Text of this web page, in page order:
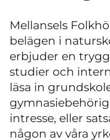
Mellansels
belägen i
erbjuder en
studier och
läsa in
intresse, eller
någon av våra